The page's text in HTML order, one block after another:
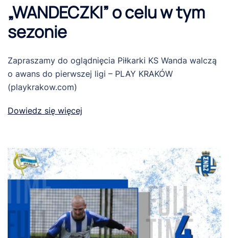
„WANDECZKI” o celu w tym
sezonie
Zapraszamy do oglądnięcia Piłkarki KS Wanda walczą
o awans do pierwszej ligi – PLAY KRAKÓW
(playkrakow.com)
Dowiedz się więcej